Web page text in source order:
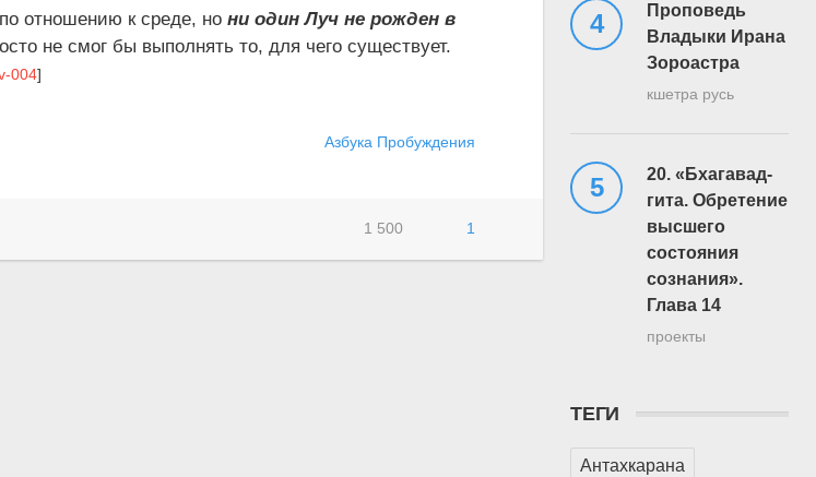
отношению к среде, но ни один Луч не рожден в
не смог бы выполнять то, для чего существует.
004]
Азбука Пробуждения
1 500 1
Проповедь
Владыки Ирана
Зороастра
кшетра русь
20. «Бхагавад-
гита. Обретение
высшего
состояния
сознания».
Глава 14
проекты
ТЕГИ
Антахкарана